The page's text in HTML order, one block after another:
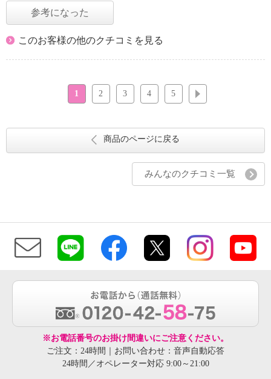
参考になった
このお客様の他のクチコミを見る
1 2 3 4 5
商品のページに戻る
みんなのクチコミ一覧
※お電話番号のお掛け間違いにご注意ください。
ご注文：24時間｜お問い合わせ：音声自動応答
24時間／オペレーター対応 9:00～21:00